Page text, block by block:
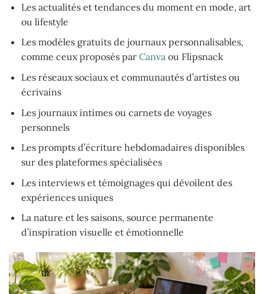
Les actualités et tendances du moment en mode, art
ou lifestyle
Les modèles gratuits de journaux personnalisables,
comme ceux proposés par Canvaou Flipsnack
Les réseaux sociaux et communautés d’artistes ou
écrivains
Les journaux intimes ou carnets de voyages
personnels
Les prompts d’écriture hebdomadaires disponibles
sur des plateformes spécialisées
Les interviews et témoignages qui dévoilent des
expériences uniques
La nature et les saisons, source permanente
d’inspiration visuelle et émotionnelle